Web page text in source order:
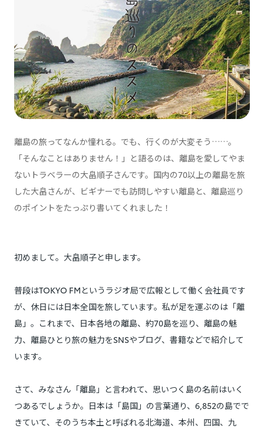
離島の旅ってなんか憧れる。でも、行くのが大変そう……。
「そんなことはありません！」と語るのは、離島を愛してやま
ないトラベラーの大畠順子さんです。国内の70以上の離島を旅
した大畠さんが、ビギナーでも訪問しやすい離島と、離島巡り
のポイントをたっぷり書いてくれました！
初めまして。大畠順子と申します。
普段はTOKYO FMというラジオ局で広報として働く会社員です
が、休日には日本全国を旅しています。私が足を運ぶのは「離
島」。これまで、日本各地の離島、約70島を巡り、離島の魅
力、離島ひとり旅の魅力をSNSやブログ、書籍などで紹介して
います。
さて、みなさん「離島」と言われて、思いつく島の名前はいく
つあるでしょうか。日本は「島国」の言葉通り、6,852の島でで
きていて、そのうち本土と呼ばれる北海道、本州、四国、九